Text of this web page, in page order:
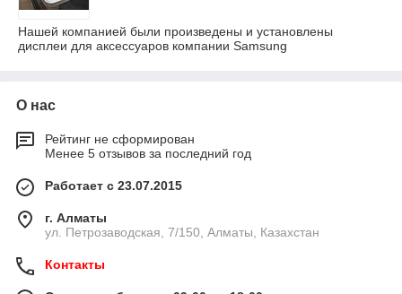
Нашей компанией были произведены и установлены
дисплеи для аксессуаров компании Samsung
О нас
Рейтинг не сформирован
Менее 5 отзывов за последний год
Работает с 23.07.2015
г. Алматы
ул. Петрозаводская, 7/150, Алматы, Казахстан
Контакты